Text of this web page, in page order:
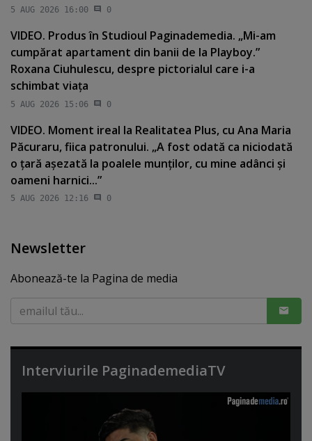
5 AUG 2026 16:00 0
VIDEO. Produs în Studioul Paginademedia. „Mi-am
cumpărat apartament din banii de la Playboy.”
Roxana Ciuhulescu, despre pictorialul care i-a
schimbat viaţa
5 AUG 2026 15:06 0
VIDEO. Moment ireal la Realitatea Plus, cu Ana Maria
Păcuraru, fiica patronului. „A fost odată ca niciodată
o ţară aşezată la poalele munţilor, cu mine adânci şi
oameni harnici...”
5 AUG 2026 12:16 0
Newsletter
Abonează-te la Pagina de media
Interviurile PaginademediaTV